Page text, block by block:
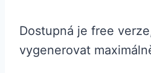
Dostupná je free
vygenerovat